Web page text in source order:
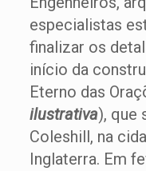
especialistas
finalizar os
início da
Eterno das
ilustrativa), que
Coleshill, na
Inglaterra. Em